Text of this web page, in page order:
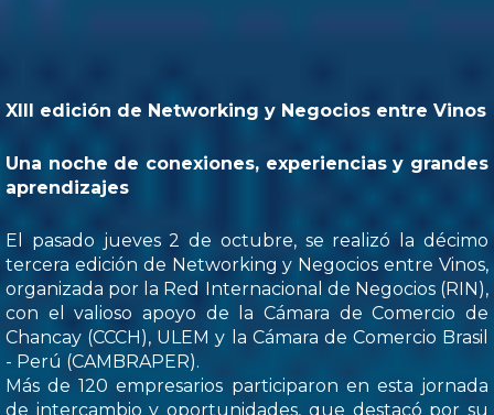
XIII edición de Networking y Negocios entre Vinos
Una noche de conexiones, experiencias y grandes
aprendizajes
El pasado jueves 2 de octubre, se realizó la décimo
tercera edición de Networking y Negocios entre Vinos,
organizada por la Red Internacional de Negocios (RIN),
con el valioso apoyo de la Cámara de Comercio de
Chancay (CCCH), ULEM y la Cámara de Comercio Brasil
- Perú (CAMBRAPER).
Más de 120 empresarios participaron en esta jornada
de intercambio y oportunidades, que destacó por su